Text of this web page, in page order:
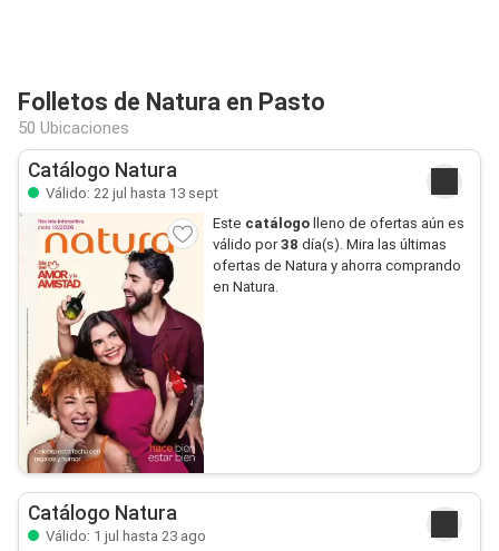
Folletos de Natura en Pasto
50 Ubicaciones
Catálogo Natura
Válido: 22 jul hasta 13 sept
Este catálogolleno de ofertas aún es
válido por38 día(s). Mira las últimas
ofertas de Natura y ahorra comprando
en Natura.
Catálogo Natura
Válido: 1 jul hasta 23 ago